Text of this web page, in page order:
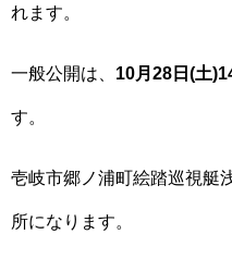
れます。
一般公開は、 10月28日(土
す。
壱岐市郷ノ浦町絵踏巡視艇
所になります。